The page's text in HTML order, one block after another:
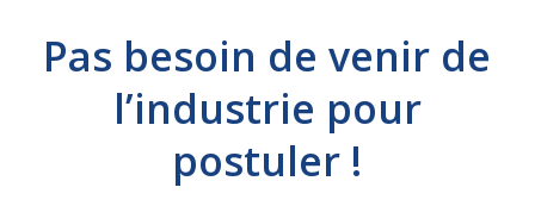
Pas besoin de venir de
l’industrie pour
postuler !